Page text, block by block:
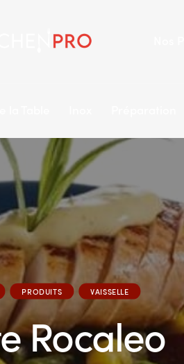
PRODUITS VAISSELLE
Rocaleo